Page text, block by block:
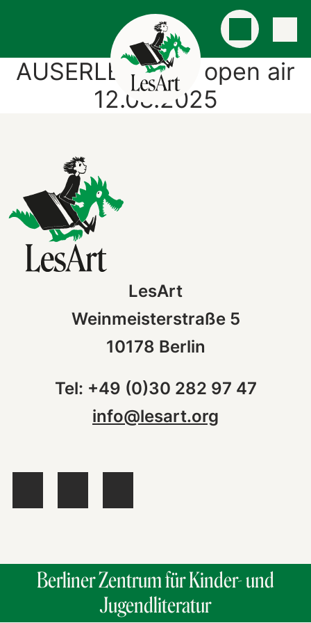
AUSERLESENES open air
12.08.2025
LesArt
Weinmeisterstraße 5
10178 Berlin
Tel: +49 (0)30 282 97 47
info@lesart.org
Berliner Zentrum für Kinder- und
Jugendliteratur